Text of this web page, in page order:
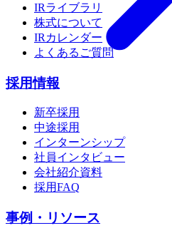
IRライブラリ
株式について
IRカレンダー
よくあるご質問
採用情報
新卒採用
中途採用
インターンシップ
社員インタビュー
会社紹介資料
採用FAQ
事例・リソース